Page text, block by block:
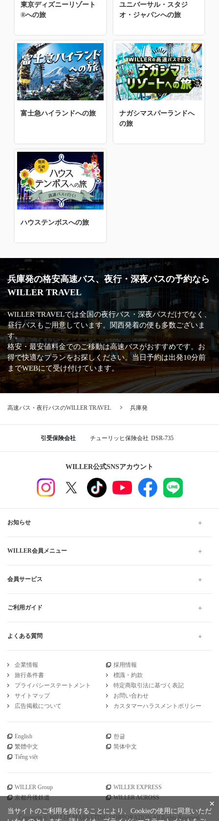
東京ディズニーリゾート
®への旅
ユニバーサル・スタジ
オ・ジャパンへの旅
富士急ハイランドへの旅
ナガシマスパーランドへ
の旅
ハウステンボスへの旅
兵庫発の格安高速バス、夜行・深夜バスの予約なら
WILLER TRAVEL
WILLER TRAVELでは全国の夜行バス・深夜バスだけでなく、
昼行バスもご用意しています。関西発着の便も多数ございま
す。
格安・最安値料金でのご移動は高速バスがおすすめです。お
得で快適なプランをお探しください。当日予約は出発10分前
までWEBにて受け付けています。
高速バス・夜行バスのWILLER TRAVEL 兵庫発
引受保険会社 チューリッヒ保険会社 DSR-735
WILLER公式SNSアカウント
お知らせ
WILLER会員メニュー
会員サービス
ご利用ガイド
よくある質問
企業情報
採用情報
旅行条件書
標識・約款
プライバシーステートメント
特定商取引法に基づく表記
サイトマップ
お問い合わせ
広告掲載について
カスタマーハラスメントポリシー
English
한글
繁體中文
简体中文
Tiếng việt
WILLER Group
WILLER EXPRESS
京都丹後鉄道
WILLER ACROSS
Copyright © WILLER MARKETING CORPORATION All Rights Reserved.
×
当サイトのご利用を続けることにより、Cookieの使用に同意いただ